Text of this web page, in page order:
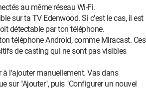
au même réseau Wi-Fi.
sur ta TV Edenwood. Si c'est le cas, il est
détectable par ton téléphone.
téléphone Android, comme Miracast. Ces
de casting qui ne sont pas visibles
à l'ajouter manuellement. Vas dans
sur "Ajouter", puis "Configurer un nouvel